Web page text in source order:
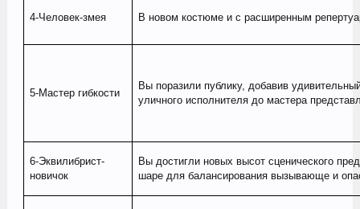
4-Человек-змея В новом костюме и с расширенным
5-Мастер гибкости
Вы поразили публику, добавив
уличного исполнителя до мастера
6-Эквилибрист-
новичок
Вы достигли новых высот сценического
шаре для балансирования вызывающе и